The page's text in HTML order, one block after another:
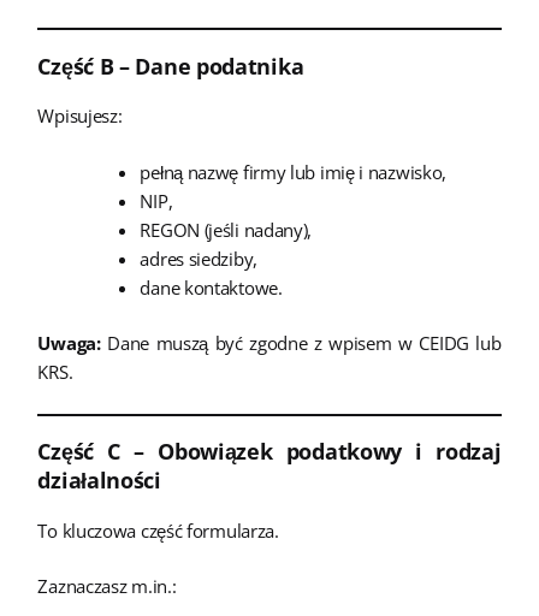
Część B – Dane podatnika
Wpisujesz:
pełną nazwę firmy lub imię i nazwisko,
NIP,
REGON (jeśli nadany),
adres siedziby,
dane kontaktowe.
Uwaga:Dane muszą być zgodne z wpisem w CEIDG lub
KRS.
Część C – Obowiązek podatkowy i rodzaj
działalności
To kluczowa część formularza.
Zaznaczasz m.in.: